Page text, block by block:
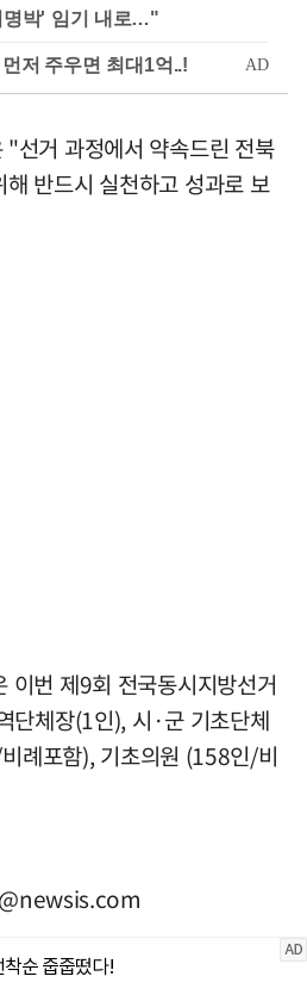
명박' 임기 내로…"
선거 과정에서 약속드린 전북
반드시 실천하고 성과로 보
이번 제9회 전국동시지방선거
단체장(1인), 시·군 기초단체
례포함), 기초의원 (158인/비